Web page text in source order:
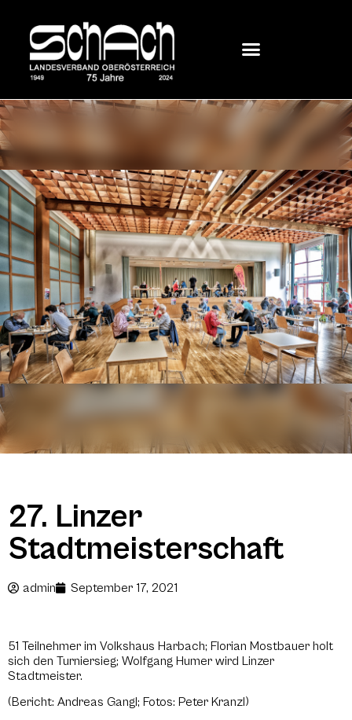
27. Linzer
Stadtmeisterschaft
admin September 17, 2021
51 Teilnehmer im Volkshaus Harbach; Florian Mostbauer holt
sich den Turniersieg; Wolfgang Humer wird Linzer
Stadtmeister.
(Bericht: Andreas Gangl; Fotos: Peter Kranzl)